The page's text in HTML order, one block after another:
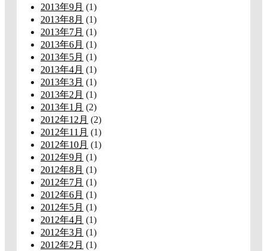
2013年9月 (1)
2013年8月 (1)
2013年7月 (1)
2013年6月 (1)
2013年5月 (1)
2013年4月 (1)
2013年3月 (1)
2013年2月 (1)
2013年1月 (2)
2012年12月 (2)
2012年11月 (1)
2012年10月 (1)
2012年9月 (1)
2012年8月 (1)
2012年7月 (1)
2012年6月 (1)
2012年5月 (1)
2012年4月 (1)
2012年3月 (1)
2012年2月 (1)